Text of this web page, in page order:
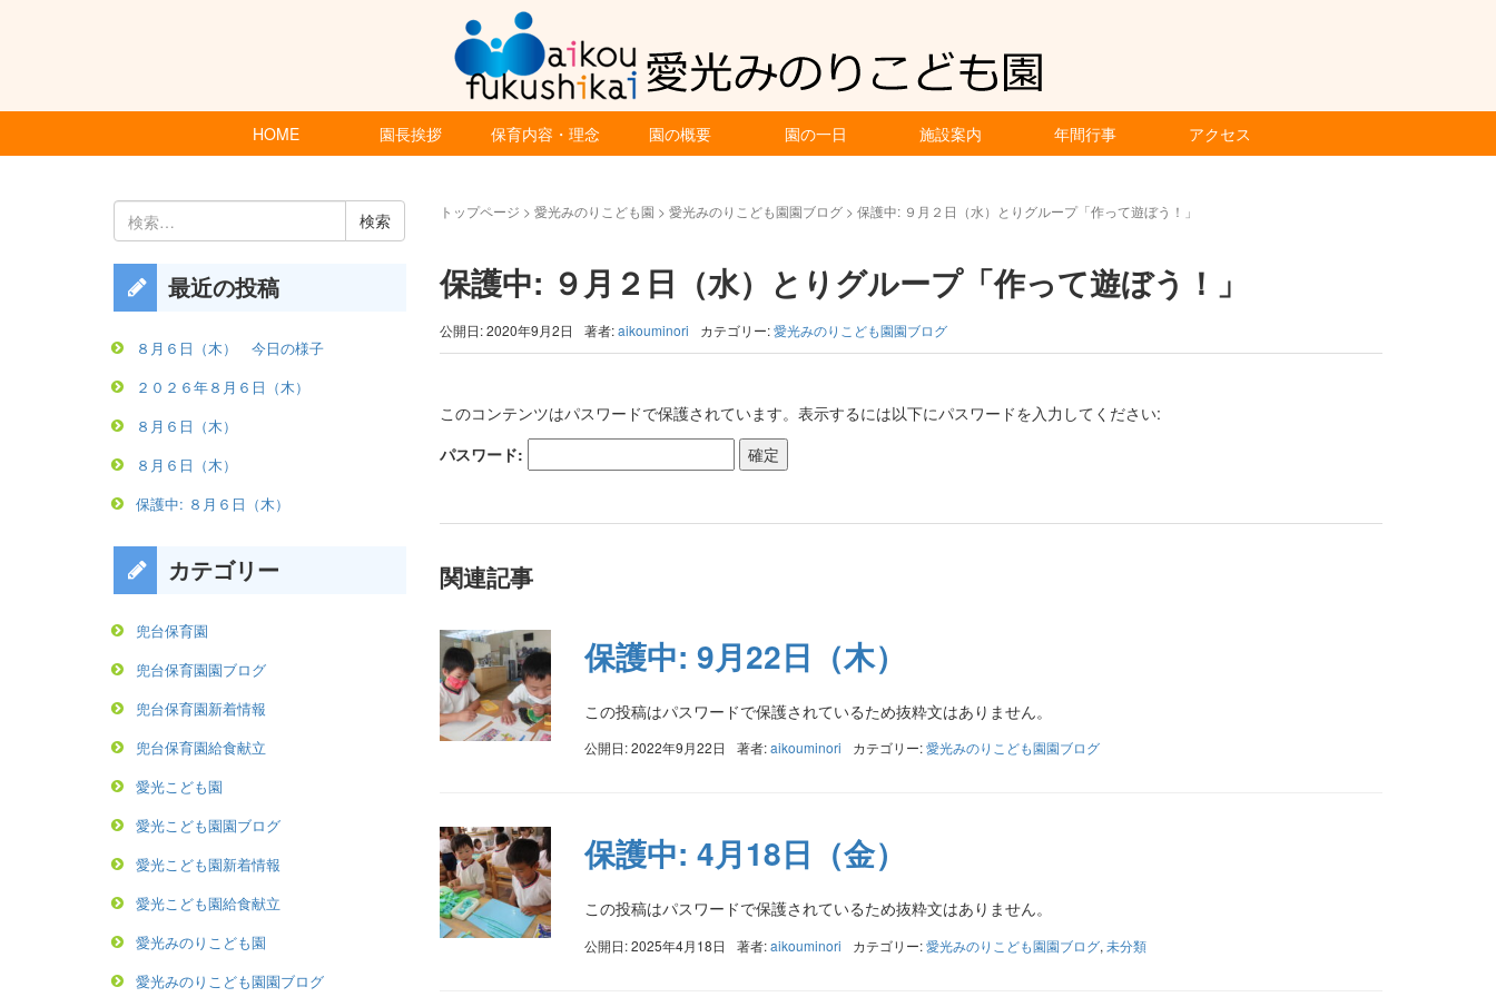
HOME 園長挨拶 保育内容・理念 園の概要 園の一日 施設案内 年間行事 アクセス
トップページ > 愛光みのりこども園 > 愛光みのりこども園園ブログ> 保護中: ９月２日（水）とりグループ「作って遊ぼう！」
保護中: ９月２日（水）とりグループ「作って遊ぼう！」
公開日: 2020年9月2日 著者:aikouminori カテゴリー:愛光みのりこども園園ブログ
このコンテンツはパスワードで保護されています。表示するには以下にパスワードを入力してください:
パスワード:
関連記事
保護中: 9月22日（木）
この投稿はパスワードで保護されているため抜粋文はありません。
公開日: 2022年9月22日 著者:aikouminori カテゴリー:愛光みのりこども園園ブログ
保護中: 4月18日（金）
この投稿はパスワードで保護されているため抜粋文はありません。
公開日: 2025年4月18日 著者:aikouminori カテゴリー:愛光みのりこども園園ブログ, 未分類
検
索:
最近の投稿
８月６日（木） 今日の様子
２０２６年８月６日（木）
８月６日（木）
８月６日（木）
保護中: ８月６日（木）
カテゴリー
兜台保育園
兜台保育園園ブログ
兜台保育園新着情報
兜台保育園給食献立
愛光こども園
愛光こども園園ブログ
愛光こども園新着情報
愛光こども園給食献立
愛光みのりこども園
愛光みのりこども園園ブログ